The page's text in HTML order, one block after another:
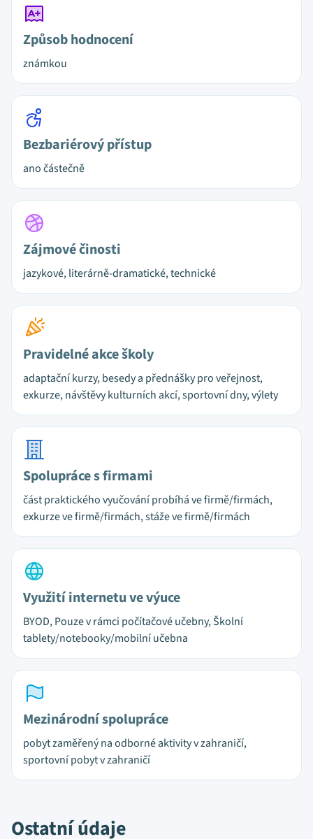
Způsob hodnocení
známkou
Bezbariérový přístup
ano částečně
Zájmové činosti
jazykové, literárně-dramatické, technické
Pravidelné akce školy
adaptační kurzy, besedy a přednášky pro veřejnost,
exkurze, návštěvy kulturních akcí, sportovní dny, výlety
Spolupráce s firmami
část praktického vyučování probíhá ve firmě/firmách,
exkurze ve firmě/firmách, stáže ve firmě/firmách
Využití internetu ve výuce
BYOD, Pouze v rámci počítačové učebny, Školní
tablety/notebooky/mobilní učebna
Mezinárodní spolupráce
pobyt zaměřený na odborné aktivity v zahraničí,
sportovní pobyt v zahraničí
Ostatní údaje